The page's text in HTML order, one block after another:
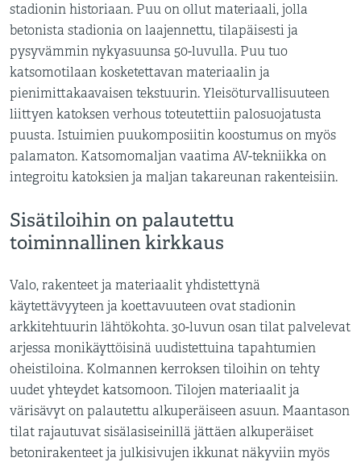
stadionin historiaan. Puu on ollut materiaali, jolla
betonista stadionia on laajennettu, tilapäisesti ja
pysyvämmin nykyasuunsa 50-luvulla. Puu tuo
katsomotilaan kosketettavan materiaalin ja
pienimittakaavaisen tekstuurin. Yleisöturvallisuuteen
liittyen katoksen verhous toteutettiin palosuojatusta
puusta. Istuimien puukomposiitin koostumus on myös
palamaton. Katsomomaljan vaatima AV-tekniikka on
integroitu katoksien ja maljan takareunan rakenteisiin.
Sisätiloihin on palautettu
toiminnallinen kirkkaus
Valo, rakenteet ja materiaalit yhdistettynä
käytettävyyteen ja koettavuuteen ovat stadionin
arkkitehtuurin lähtökohta. 30-luvun osan tilat palvelevat
arjessa monikäyttöisinä uudistettuina tapahtumien
oheistiloina. Kolmannen kerroksen tiloihin on tehty
uudet yhteydet katsomoon. Tilojen materiaalit ja
värisävyt on palautettu alkuperäiseen asuun. Maantason
tilat rajautuvat sisälasiseinillä jättäen alkuperäiset
betonirakenteet ja julkisivujen ikkunat näkyviin myös